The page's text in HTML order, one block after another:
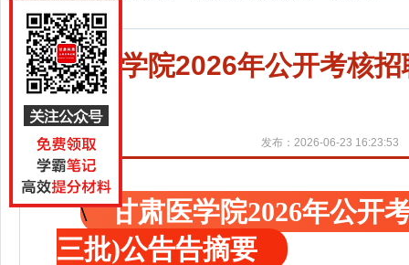
甘肃医学院2026年公开考核
发布：2026-06-23 16:23:53
甘肃医学院2026年公开
三批)公告告摘要